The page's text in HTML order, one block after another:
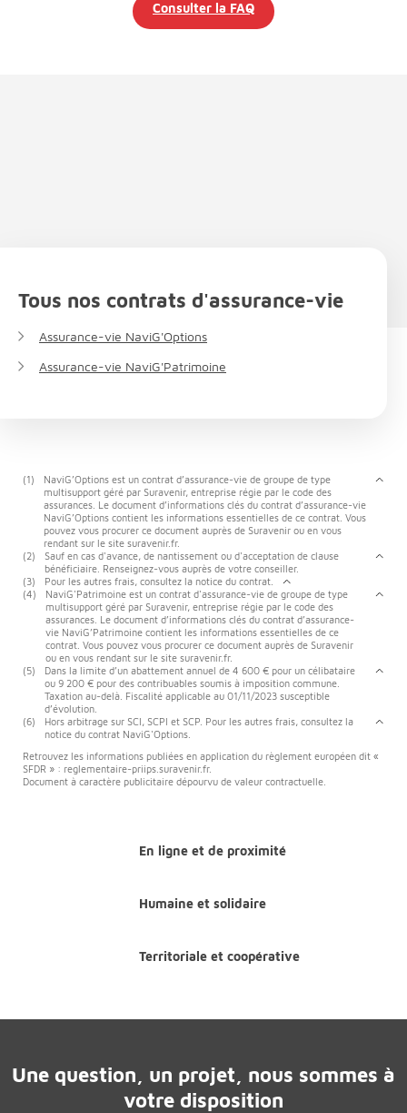
Consulter la FAQ
Tous nos contrats d'assurance-vie
Assurance-vie NaviG'Options
Assurance-vie NaviG'Patrimoine
(1)
NaviG’Options est un contrat d’assurance-vie de groupe de type
multisupport géré par Suravenir, entreprise régie par le code des
assurances. Le document d’informations clés du contrat d’assurance-vie
NaviG’Options contient les informations essentielles de ce contrat. Vous
pouvez vous procurer ce document auprès de Suravenir ou en vous
rendant sur le site suravenir.fr.
(2)
Sauf en cas d'avance, de nantissement ou d'acceptation de clause
bénéficiaire. Renseignez-vous auprès de votre conseiller.
(3)
Pour les autres frais, consultez la notice du contrat.
(4)
NaviG'Patrimoine est un contrat d'assurance-vie de groupe de type
multisupport géré par Suravenir, entreprise régie par le code des
assurances. Le document d’informations clés du contrat d’assurance-
vie NaviG’Patrimoine contient les informations essentielles de ce
contrat. Vous pouvez vous procurer ce document auprès de Suravenir
ou en vous rendant sur le site suravenir.fr.
(5)
Dans la limite d’un abattement annuel de 4 600 € pour un célibataire
ou 9 200 € pour des contribuables soumis à imposition commune.
Taxation au-delà. Fiscalité applicable au 01/11/2023 susceptible
d’évolution.
(6)
Hors arbitrage sur SCI, SCPI et SCP. Pour les autres frais, consultez la
notice du contrat NaviG'Options.
Retrouvez les informations publiées en application du règlement européen dit «
SFDR » : reglementaire-priips.suravenir.fr.
Document à caractère publicitaire dépourvu de valeur contractuelle.
En ligne et de proximité
Humaine et solidaire
Territoriale et coopérative
Une question, un projet, nous sommes à
votre disposition